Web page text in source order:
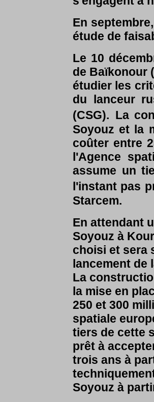
En
étude de
Le 10
de Baïkonour
étudier les
du lanceur
(CSG). La
Soyouz et la
coûter entre
l'Agence
assume un
l'instant pas
Starcem.
En attendant
Soyouz à
choisi et sera
lancement de
La
la mise en
250 et 300
spatiale
tiers de cette
prêt à
trois ans à
Soyouz à